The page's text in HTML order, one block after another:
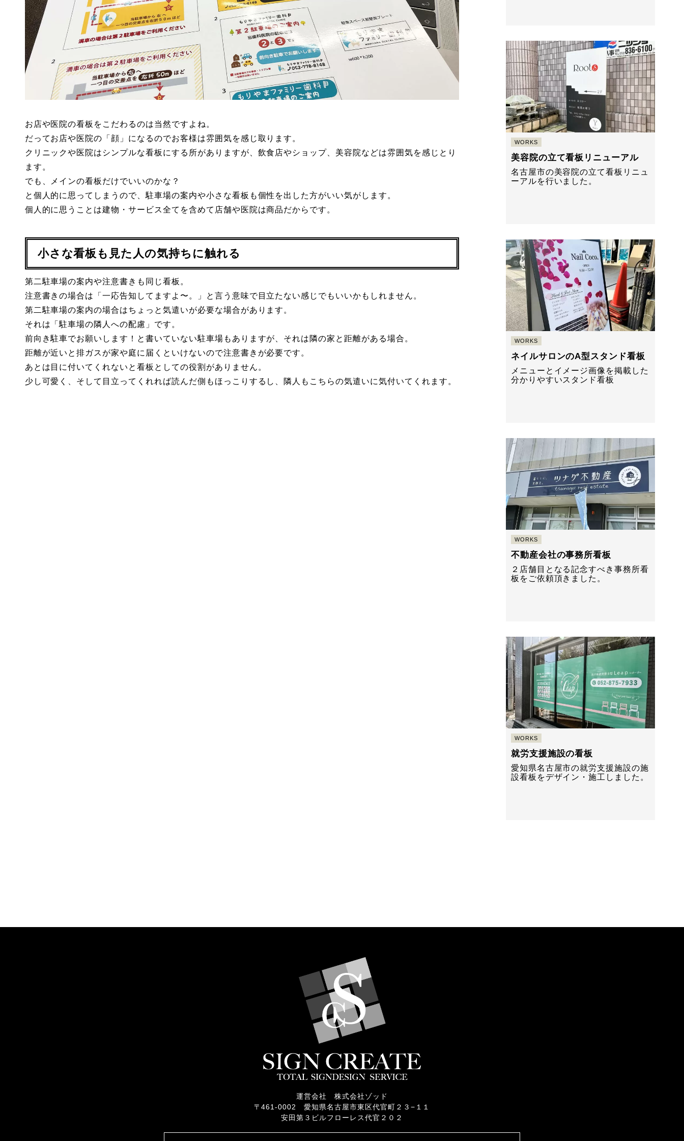
お店や医院の看板をこだわるのは当然ですよね。
だってお店や医院の「顔」になるのでお客様は雰囲気を感じ取ります。
クリニックや医院はシンプルな看板にする所がありますが、飲食店やショップ、美容院などは雰囲気を感じとり
ます。
でも、メインの看板だけでいいのかな？
と個人的に思ってしまうので、駐車場の案内や小さな看板も個性を出した方がいい気がします。
個人的に思うことは建物・サービス全てを含めて店舗や医院は商品だからです。
小さな看板も見た人の気持ちに触れる
第二駐車場の案内や注意書きも同じ看板。
注意書きの場合は「一応告知してますよ〜。」と言う意味で目立たない感じでもいいかもしれません。
第二駐車場の案内の場合はちょっと気遣いが必要な場合があります。
それは「駐車場の隣人への配慮」です。
前向き駐車でお願いします！と書いていない駐車場もありますが、それは隣の家と距離がある場合。
距離が近いと排ガスが家や庭に届くといけないので注意書きが必要です。
あとは目に付いてくれないと看板としての役割がありません。
少し可愛く、そして目立ってくれれば読んだ側もほっこりするし、隣人もこちらの気遣いに気付いてくれます。
WORKS
美容院の立て看板リニューアル
名古屋市の美容院の立て看板リニュ
ーアルを行いました。
WORKS
ネイルサロンのA型スタンド看板
メニューとイメージ画像を掲載した
分かりやすいスタンド看板
WORKS
不動産会社の事務所看板
２店舗目となる記念すべき事務所看
板をご依頼頂きました。
WORKS
就労支援施設の看板
愛知県名古屋市の就労支援施設の施
設看板をデザイン・施工しました。
運営会社 株式会社ゾッド
〒461-0002 愛知県名古屋市東区代官町２３−１１
安田第３ビルフローレス代官２０２